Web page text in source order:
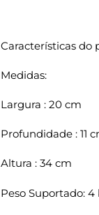
Características do
Medidas:
Largura : 20 cm
Profundidade : 11
Altura : 34 cm
Peso Suportado: